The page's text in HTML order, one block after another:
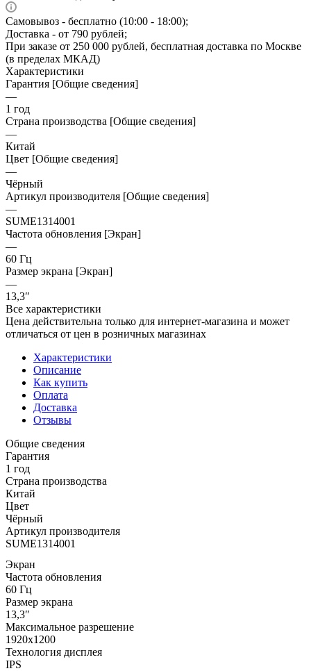
Самовывоз - бесплатно (10:00 - 18:00);
Доставка - от 790 рублей;
При заказе от 250 000 рублей, бесплатная доставка по Москве
(в пределах МКАД)
Характеристики
Гарантия [Общие сведения]
—
1 год
Страна производства [Общие сведения]
—
Китай
Цвет [Общие сведения]
—
Чёрный
Артикул производителя [Общие сведения]
—
SUME1314001
Частота обновления [Экран]
—
60 Гц
Размер экрана [Экран]
—
13,3″
Все характеристики
Цена действительна только для интернет-магазина и может
отличаться от цен в розничных магазинах
Характеристики
Описание
Как купить
Оплата
Доставка
Отзывы
Общие сведения
Гарантия
1 год
Страна производства
Китай
Цвет
Чёрный
Артикул производителя
SUME1314001
Экран
Частота обновления
60 Гц
Размер экрана
13,3″
Максимальное разрешение
1920x1200
Технология дисплея
IPS